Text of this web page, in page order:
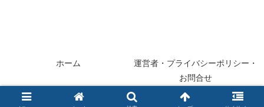
ホーム
運営者・プライバシーポリシー・
お問合せ
© 2013-2026 saitama-e.com.